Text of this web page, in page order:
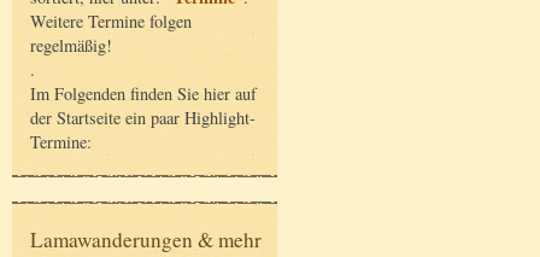
Weitere Termine folgen
regelmäßig!
.
Im Folgenden finden Sie hier auf
der Startseite ein paar Highlight-
Termine:
Lamawanderungen & mehr